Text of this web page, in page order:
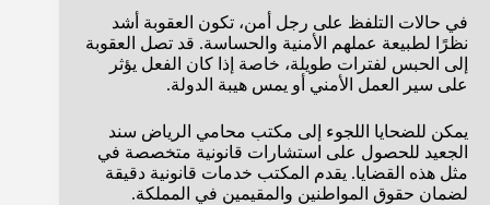
في حالات التلفظ على رجل أمن، تكون العقوبة أشد
نظرًا لطبيعة عملهم الأمنية والحساسة. قد تصل العقوبة
إلى الحبس لفترات طويلة، خاصة إذا كان الفعل يؤثر
على سير العمل الأمني أو يمس هيبة الدولة.
يمكن للضحايا اللجوء إلى مكتب محامي الرياض سند
الجعيد للحصول على استشارات قانونية متخصصة في
مثل هذه القضايا. يقدم المكتب خدمات قانونية دقيقة
لضمان حقوق المواطنين والمقيمين في المملكة.